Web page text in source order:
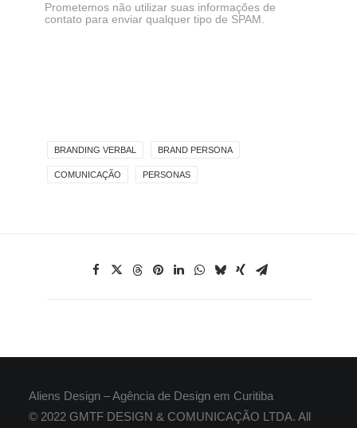
Prometemos não utilizar suas informações de
contato para enviar qualquer tipo de SPAM.
BRANDING VERBAL BRAND PERSONA
COMUNICAÇÃO PERSONAS
Aliens Design – Agência de Design em Curitiba
© 2022 GMTF DESIGN & COMUNICAÇÃO LTDA. All